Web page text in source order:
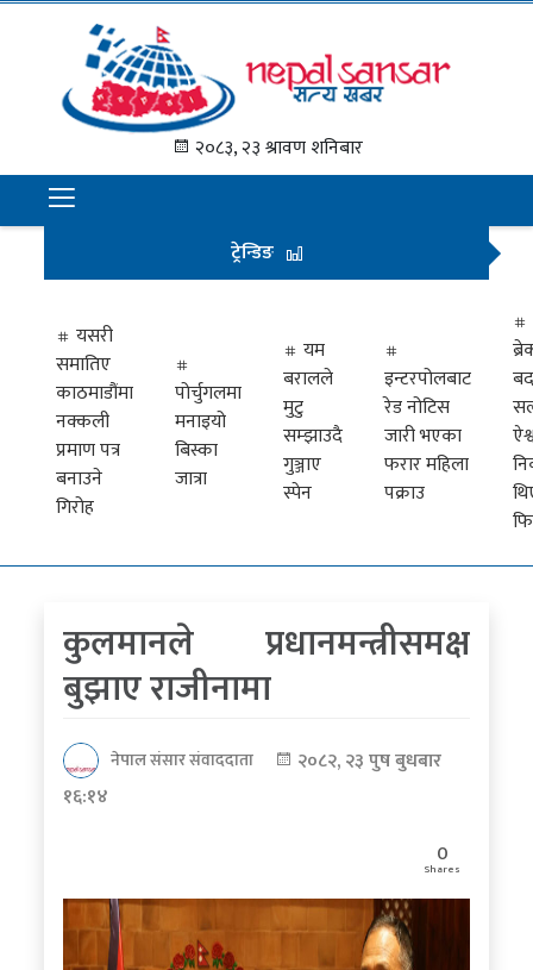
२०८३, २३ श्रावण शनिबार
समाचार
राजनीति
अन्तराष्ट्रिय
अर्थ
मनोरञ्जन
प्रवास
खेलकुद
पत्रपत्रिकाबाट
ट्रेन्डिङ
यसरी
समातिए
काठमाडौंमा
नक्कली
प्रमाण पत्र
बनाउने
गिरोह
पोर्चुगलमा
मनाइयो
बिस्का
जात्रा
यम
बरालले
मुटु
सम्झाउदै
गुञ्जाए
स्पेन
इन्टरपोलबाट
रेड नोटिस
जारी भएका
फरार महिला
पक्राउ
कुलमानले प्रधानमन्त्रीसमक्ष
बुझाए राजीनामा
नेपाल संसार संवाददाता
२०८२, २३ पुष बुधबार
१६:१४
0
Shares